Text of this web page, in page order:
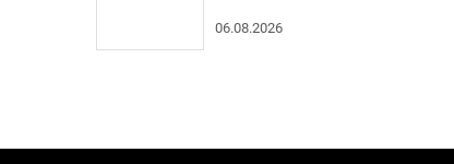
06.08.2026